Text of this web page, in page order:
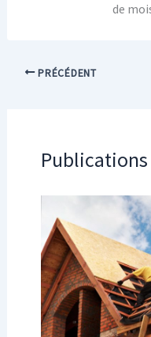
de
PRÉCÉDENT